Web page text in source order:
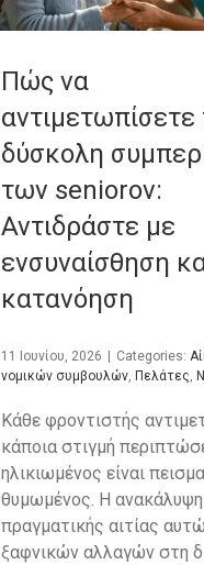
Πώς να
αντιμετωπίσετε
δύσκολη
των seniorov:
Αντιδράστε με
ενσυναίσθηση
κατανόηση
11 Ιουνίου, 2026 Categories:
νομικών συμβουλών, Πελάτες,
Κάθε φροντιστής
κάποια στιγμή
ηλικιωμένος είναι
θυμωμένος. Η
πραγματικής αιτίας
ξαφνικών αλλαγών στη